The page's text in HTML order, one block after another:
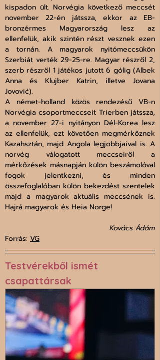
kispadon ült. Norvégia következő meccsét
november 22-én játssza, ekkor az EB-
bronzérmes Magyarország lesz az
ellenfelük, akik szintén részt vesznek ezen
a tornán. A magyarok nyitómeccsükön
Szerbiát verték 29-25-re. Magyar részről 2,
szerb részről 1 játékos jutott 6 gólig (Albek
Anna és Klujber Katrin, illetve Jovana
Jovović).
A német-holland közös rendezésű VB-n
Norvégia csoportmeccseit Trierben játssza,
a november 27-i nyitányon Dél-Korea lesz
az ellenfelük, ezt követően megmérkőznek
Kazahsztán, majd Angola legjobbjaival is. A
norvég válogatott meccseiről a
mérkőzések másnapján külön beszámolóval
fogok jelentkezni, és minden
összefoglalóban külön bekezdést szentelek
majd a magyarok aktuális meccsének is.
Hajrá magyarok és Heia Norge!
Kovács Ádám
Forrás: VG
Testvérekből ismét
csapattársak